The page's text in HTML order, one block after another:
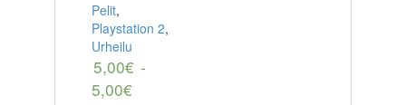
Pelit,
Playstation 2,
Urheilu
5,00€ -
5,00€